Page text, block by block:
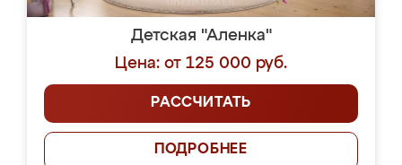
Детская "Аленка"
Цена: от 125 000 руб.
РАССЧИТАТЬ
ПОДРОБНЕЕ